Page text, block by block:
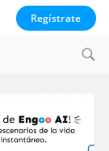
Regístrate